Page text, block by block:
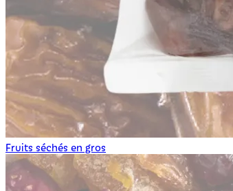
Fruits séchés en gros